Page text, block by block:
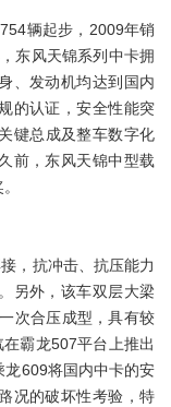
辆起步，2009年销
东风天锦系列中卡拥
、发动机均达到国内
的认证，安全性能突
键总成及整车数字化
前，东风天锦中型载
，抗冲击、抗压能力
另外，该车双层大梁
次合压成型，具有较
霸龙507平台上推出
龙609将国内中卡的安
况的破坏性考验，特